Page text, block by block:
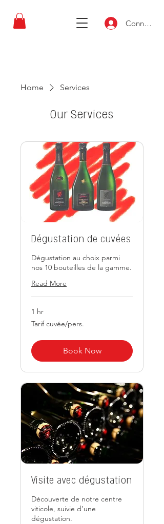
Connexion
Home Services
Our Services
Dégustation de cuvées
Dégustation au choix parmi
nos 10 bouteilles de la gamme.
Read More
1 hr
Tarif
cuvée/pers.
Tarif cuvée/pers.
Book Now
Visite avec dégustation
Découverte de notre centre
viticole, suivie d’une
dégustation.